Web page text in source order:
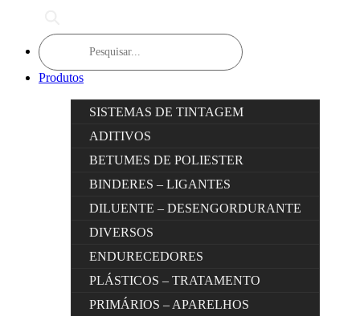
Products
search
Produtos
SISTEMAS DE TINTAGEM
ADITIVOS
BETUMES DE POLIESTER
BINDERES – LIGANTES
DILUENTE – DESENGORDURANTE
DIVERSOS
ENDURECEDORES
PLÁSTICOS – TRATAMENTO
PRIMÁRIOS – APARELHOS